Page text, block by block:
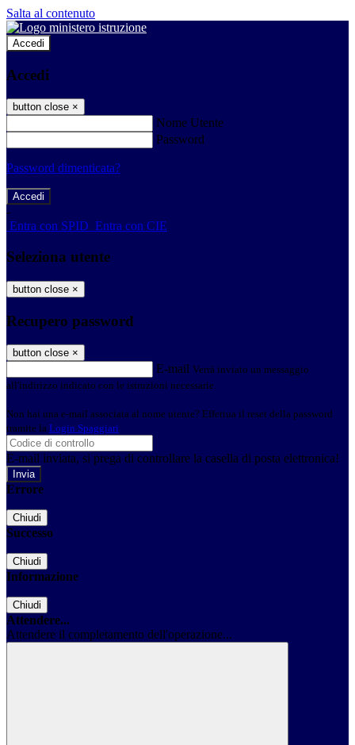
Salta al contenuto
Accedi
Accedi
button close ×
Nome Utente
Password
Password dimenticata?
-
Entra con SPID Entra con CIE
Seleziona utente
button close ×
Recupero password
button close ×
E-mail Verrà inviato un messaggio
all'indirizzo indicato con le istruzioni necessarie.
Non hai una e-mail associata al nome utente? Effettua il reset della password
tramite la Login Spaggiari
E-mail inviata, si prega di controllare la casella di posta elettronica!
Errore
Chiudi
Successo
Chiudi
Informazione
Chiudi
Attendere...
Attendere il completamento dell'operazione...